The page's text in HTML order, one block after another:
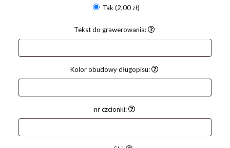
Tak(2,00 zł)
Tekst do grawerowania:
Kolor obudowy długopisu:
nr czcionki: